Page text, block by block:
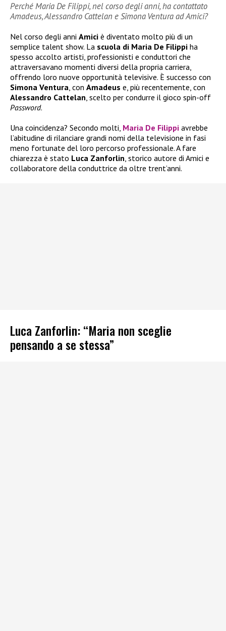
Perché Maria De Filippi, nel corso degli anni, ha contattato
Amadeus, Alessandro Cattelan e Simona Ventura ad Amici?
Nel corso degli anni Amici è diventato molto più di un
semplice talent show. La scuola di Maria De Filippi ha
spesso accolto artisti, professionisti e conduttori che
attraversavano momenti diversi della propria carriera,
offrendo loro nuove opportunità televisive. È successo con
Simona Ventura, con Amadeus e, più recentemente, con
Alessandro Cattelan, scelto per condurre il gioco spin-off
Password.
Una coincidenza? Secondo molti, Maria De Filippi avrebbe
l’abitudine di rilanciare grandi nomi della televisione in fasi
meno fortunate del loro percorso professionale. A fare
chiarezza è stato Luca Zanforlin, storico autore di Amici e
collaboratore della conduttrice da oltre trent’anni.
Luca Zanforlin: “Maria non sceglie
pensando a se stessa”